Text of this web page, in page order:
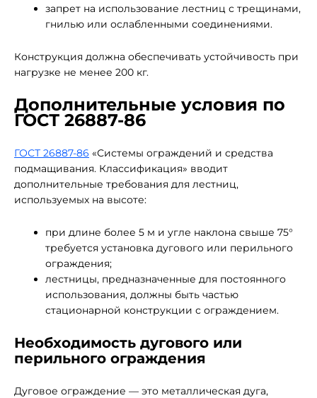
запрет на использование лестниц с трещинами,
гнилью или ослабленными соединениями.
Конструкция должна обеспечивать устойчивость при
нагрузке не менее 200 кг.
Дополнительные условия по
ГОСТ 26887-86
ГОСТ 26887-86 «Системы ограждений и средства
подмащивания. Классификация» вводит
дополнительные требования для лестниц,
используемых на высоте:
при длине более 5 м и угле наклона свыше 75°
требуется установка дугового или перильного
ограждения;
лестницы, предназначенные для постоянного
использования, должны быть частью
стационарной конструкции с ограждением.
Необходимость дугового или
перильного ограждения
Дуговое ограждение — это металлическая дуга,